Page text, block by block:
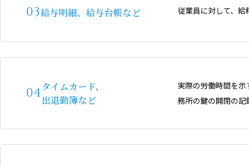
給与明細、給与台帳など 従業員に対して、給
タイムカード、
出退勤簿など
実際の労働時間を
務所の鍵の開閉の記